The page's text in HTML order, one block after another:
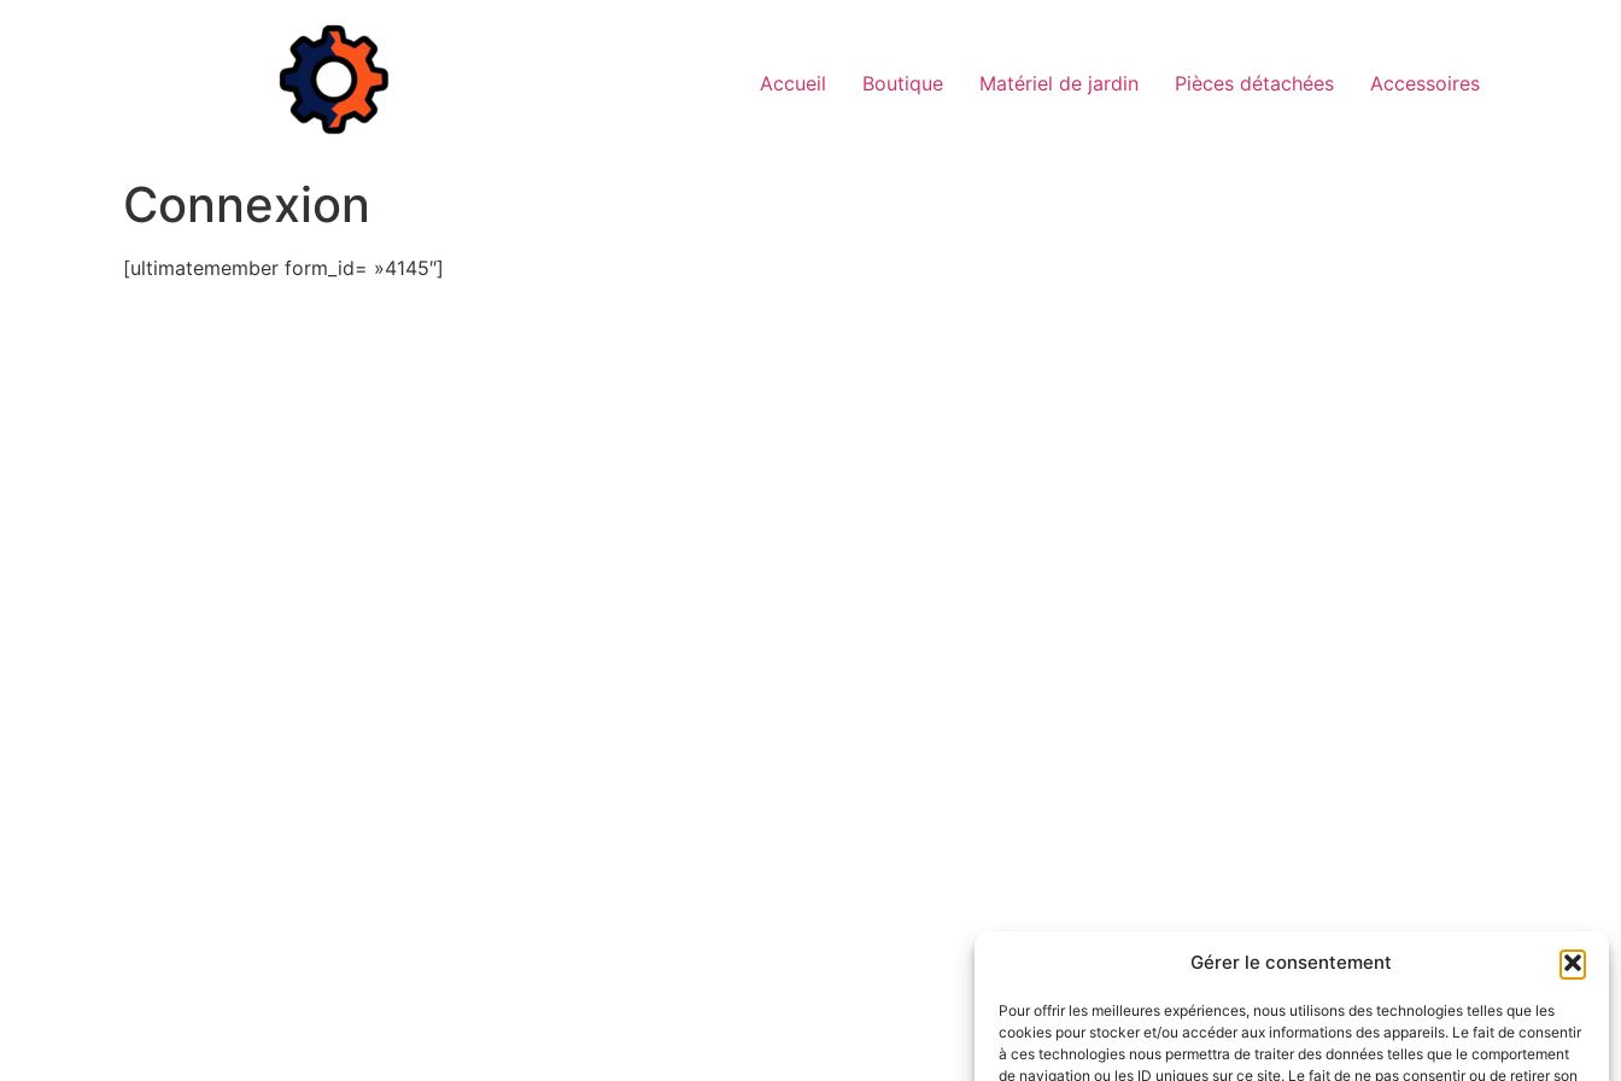
Gérer le consentement
Pour offrir les meilleures expériences, nous utilisons des technologies telles que les
cookies pour stocker et/ou accéder aux informations des appareils. Le fait de consentir
à ces technologies nous permettra de traiter des données telles que le comportement
de navigation ou les ID uniques sur ce site. Le fait de ne pas consentir ou de retirer son
Accueil Boutique Matériel de jardin Pièces détachées Accessoires
Connexion
[ultimatemember form_id= »4145″]